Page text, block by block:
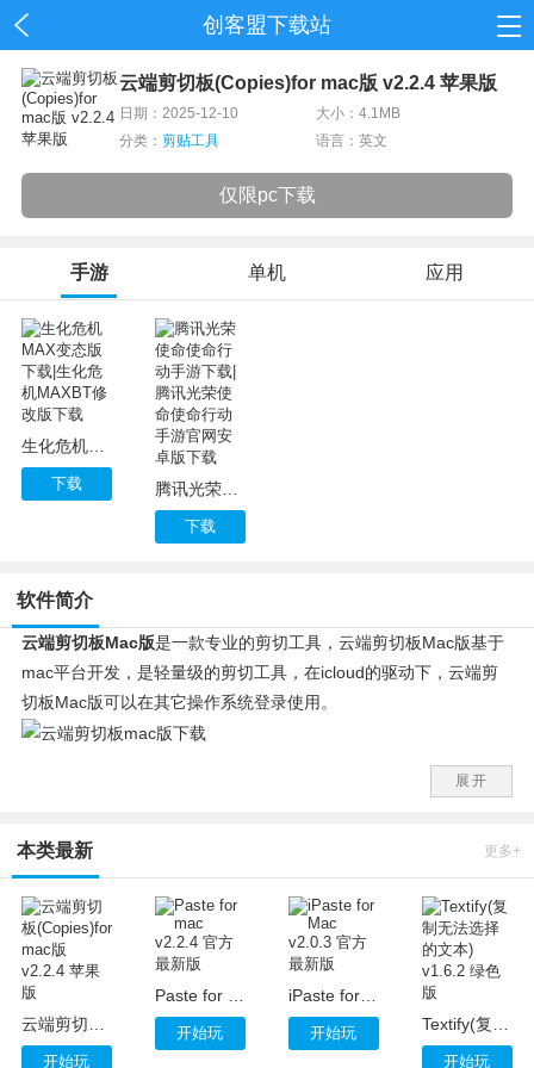
创客盟下载站
首页
资讯
云端剪切板(Copies)for mac版 v2.2.4 苹果版
日期：2025-12-10
大小：4.1MB
分类： 剪贴工具 语言：英文
仅限pc下载
手游 单机 应用
生化危机MAX变态版下载|生化危机MAXBT修改版下载
下载 腾讯光荣使命使命行动手游下载|腾讯光荣使命使命行动手游官网安卓版下载
下载
软件简介
云端剪切板Mac版是一款专业的剪切工具，云端剪切板Mac版基于
mac平台开发，是轻量级的剪切工具，在icloud的驱动下，云端剪
切板Mac版可以在其它操作系统登录使用。
- 系统范围键盘快捷键
- 菜单栏应用
- 系统通知
- 归档功能
- iCloud 同步数据
云端剪切板Mac版高级功能
对于高级玩家，我们推荐基于 iCloud 搭建的 Web 同步服务，它可
以让你在其它操作系统上随时访问 Copies 内容。所有这些，只需
展开
本类最新 更多+
开始玩
开始玩
iPaste for Mac v2.0.3 官方最新版
开始玩
开始玩